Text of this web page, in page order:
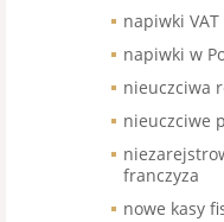
napiwki VAT
napiwki w
nieuczciwa
nieuczciwe
franczyza
nowe kasy